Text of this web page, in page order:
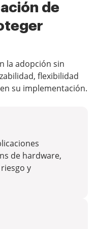
de
la adopción sin
flexibilidad
su implementación.
de hardware,
y